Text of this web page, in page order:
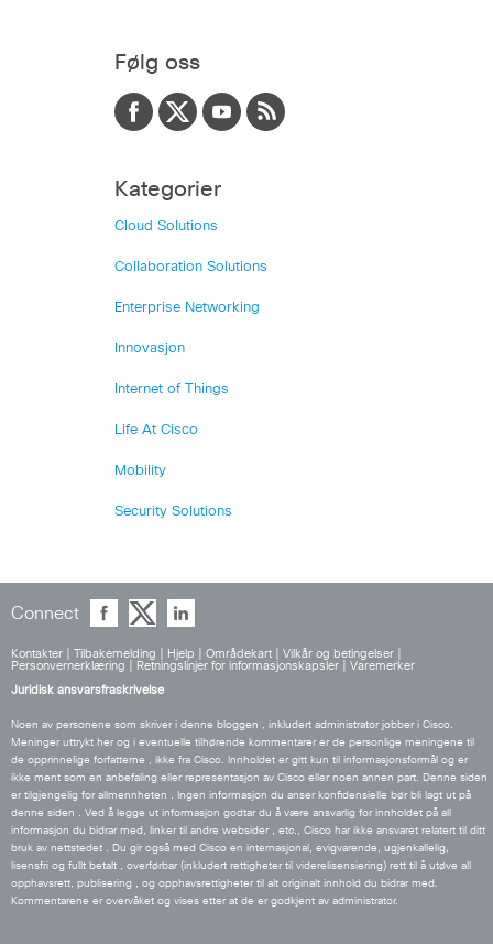
Følg oss
Kategorier
Cloud Solutions
Collaboration Solutions
Enterprise Networking
Innovasjon
Internet of Things
Life At Cisco
Mobility
Security Solutions
Connect
Kontakter Tilbakemelding Hjelp Områdekart Vilkår og betingelser
Personvernerklæring
Retningslinjer for informasjonskapsler
Varemerker
Juridisk ansvarsfraskrivelse
Noen av personene som skriver i denne bloggen , inkludert administrator jobber i Cisco.
Meninger uttrykt her og i eventuelle tilhørende kommentarer er de personlige meningene til
de opprinnelige forfatterne , ikke fra Cisco. Innholdet er gitt kun til informasjonsformål og er
ikke ment som en anbefaling eller representasjon av Cisco eller noen annen part. Denne siden
er tilgjengelig for allmennheten . Ingen informasjon du anser konfidensielle bør bli lagt ut på
denne siden . Ved å legge ut informasjon godtar du å være ansvarlig for innholdet på all
informasjon du bidrar med, linker til andre websider , etc., Cisco har ikke ansvaret relatert til ditt
bruk av nettstedet . Du gir også med Cisco en internasjonal, evigvarende, ugjenkallelig,
lisensfri og fullt betalt , overførbar (inkludert rettigheter til viderelisensiering) rett til å utøve all
opphavsrett, publisering , og opphavsrettigheter til alt originalt innhold du bidrar med.
Kommentarene er overvåket og vises etter at de er godkjent av administrator.